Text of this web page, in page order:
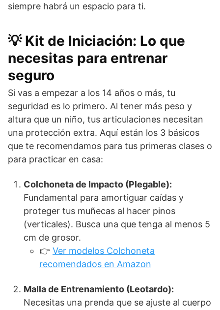
siempre habrá un espacio para ti.
💡 Kit de Iniciación: Lo que
necesitas para entrenar
seguro
Si vas a empezar a los 14 años o más, tu
seguridad es lo primero. Al tener más peso y
altura que un niño, tus articulaciones necesitan
una protección extra. Aquí están los 3 básicos
que te recomendamos para tus primeras clases o
para practicar en casa:
Colchoneta de Impacto (Plegable):
Fundamental para amortiguar caídas y
proteger tus muñecas al hacer pinos
(verticales). Busca una que tenga al menos 5
cm de grosor.
👉 Ver modelos Colchoneta
recomendados en Amazon
Malla de Entrenamiento (Leotardo):
Necesitas una prenda que se ajuste al cuerpo